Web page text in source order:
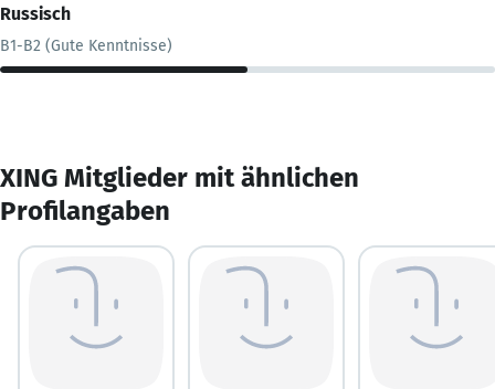
Russisch
B1-B2 (Gute Kenntnisse)
XING Mitglieder mit ähnlichen
Profilangaben